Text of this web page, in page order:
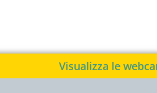
Visualizza le